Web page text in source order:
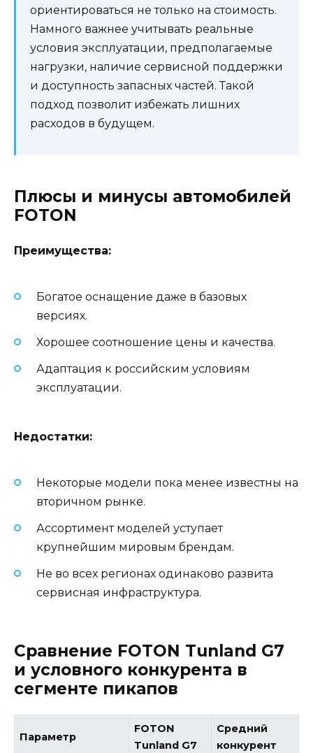
ориентироваться не только на стоимость.
Намного важнее учитывать реальные
условия эксплуатации, предполагаемые
нагрузки, наличие сервисной поддержки
и доступность запасных частей. Такой
подход позволит избежать лишних
расходов в будущем.
Плюсы и минусы автомобилей
FOTON
Преимущества:
Богатое оснащение даже в базовых
версиях.
Хорошее соотношение цены и качества.
Адаптация к российским условиям
эксплуатации.
Недостатки:
Некоторые модели пока менее известны на
вторичном рынке.
Ассортимент моделей уступает
крупнейшим мировым брендам.
Не во всех регионах одинаково развита
сервисная инфраструктура.
Сравнение FOTON Tunland G7
и условного конкурента в
сегменте пикапов
Параметр
FOTON
Tunland G7
Средний
конкурент